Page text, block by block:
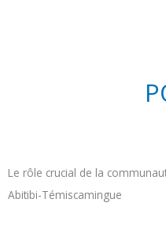
Le rôle crucial de la
Abitibi-Témiscamingue